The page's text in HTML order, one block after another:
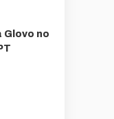
Glovo no